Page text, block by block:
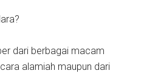
dari berbagai macam
alamiah maupun dari